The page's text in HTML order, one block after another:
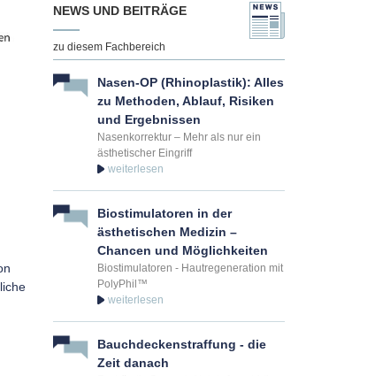
NEWS UND BEITRÄGE
zu diesem Fachbereich
Nasen-OP (Rhinoplastik): Alles
zu Methoden, Ablauf, Risiken
und Ergebnissen
Nasenkorrektur – Mehr als nur ein
ästhetischer Eingriff
Biostimulatoren in der
ästhetischen Medizin –
Chancen und Möglichkeiten
Biostimulatoren - Hautregeneration mit
PolyPhil™
Bauchdeckenstraffung - die
Zeit danach